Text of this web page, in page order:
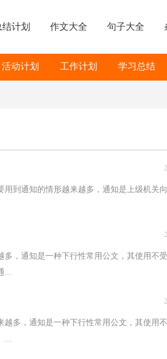
结计划 作文大全 句子大全
学习总结
工作计划
活动计划
到通知的情形越来越多，通知是上级机关
，通知是一种下行性常用公文，其使用不
...
多，通知是一种下行性常用公文，其使用
...